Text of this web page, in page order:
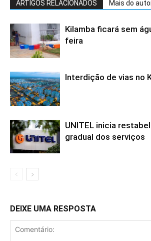
ARTIGOS RELACIONADOS Mais do
Kilamba ficará sem
feira
Interdição de vias no
UNITEL inicia
gradual dos serviços
DEIXE UMA RESPOSTA